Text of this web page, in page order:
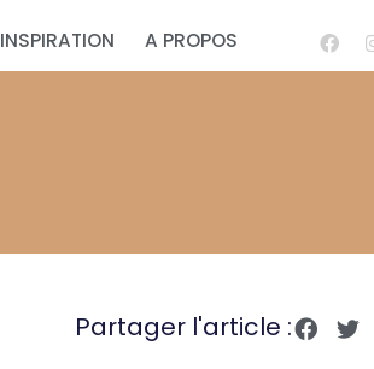
INSPIRATION A PROPOS
Partager l'article :